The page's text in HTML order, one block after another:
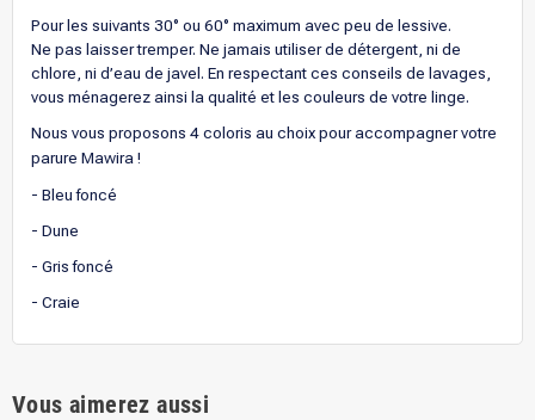
Pour les suivants 30° ou 60° maximum avec peu de lessive.
Ne pas laisser tremper. Ne jamais utiliser de détergent, ni de
chlore, ni d’eau de javel. En respectant ces conseils de lavages,
vous ménagerez ainsi la qualité et les couleurs de votre linge.
Nous vous proposons 4 coloris au choix pour accompagner votre
parure Mawira !
- Bleu foncé
- Dune
- Gris foncé
- Craie
Vous aimerez aussi